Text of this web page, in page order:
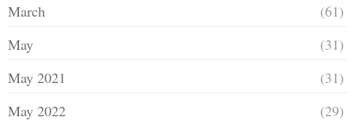
March
(61)
May
(31)
May 2021
(31)
May 2022
(29)